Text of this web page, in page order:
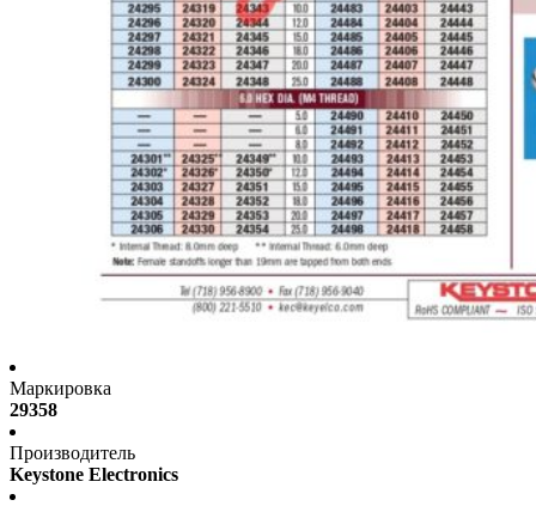
Маркировка
29358
Производитель
Keystone Electronics